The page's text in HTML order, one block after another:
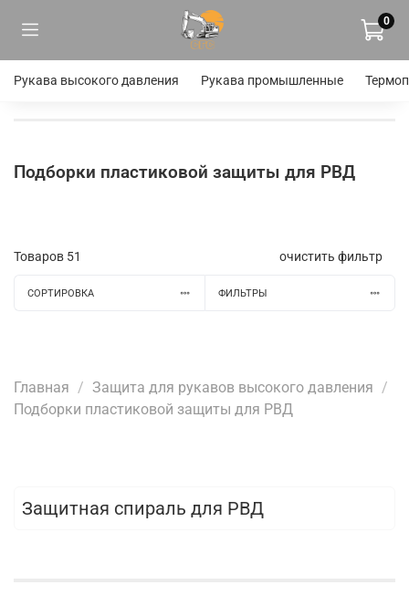
0
Рукава высокого давления Рукава промышленные
Подборки пластиковой защиты для РВД
Товаров 51 очистить фильтр
СОРТИРОВКА ФИЛЬТРЫ
Главная
Защита для рукавов высокого давления
Подборки пластиковой защиты для РВД
Защитная спираль для РВД